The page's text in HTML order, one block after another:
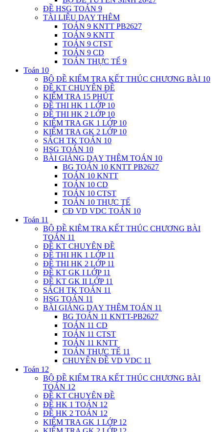
ĐỀ HSG TOÁN 9
TÀI LIỆU DẠY THÊM
TOÁN 9 KNTT PB2627
TOÁN 9 KNTT
TOÁN 9 CTST
TOÁN 9 CD
TOÁN THỰC TẾ 9
Toán 10
BỘ ĐỀ KIỂM TRA KẾT THÚC CHƯƠNG BÀI 10
ĐỀ KT CHUYÊN ĐỀ
KIỂM TRA 15 PHÚT
ĐỀ THI HK 1 LỚP 10
ĐỀ THI HK 2 LỚP 10
KIỂM TRA GK 1 LỚP 10
KIỂM TRA GK 2 LỚP 10
SÁCH TK TOÁN 10
HSG TOÁN 10
BÀI GIẢNG DẠY THÊM TOÁN 10
BG TOÁN 10 KNTT PB2627
TOÁN 10 KNTT
TOÁN 10 CD
TOÁN 10 CTST
TOÁN 10 THỰC TẾ
CĐ VD VDC TOÁN 10
Toán 11
BỘ ĐỀ KIÊM TRA KẾT THÚC CHƯƠNG BÀI
TOÁN 11
ĐỀ KT CHUYÊN ĐỀ
ĐỀ THI HK 1 LỚP 11
ĐỀ THI HK 2 LỚP 11
ĐỀ KT GK I LỚP 11
ĐỀ KT GK II LỚP 11
SÁCH TK TOÁN 11
HSG TOÁN 11
BÀI GIẢNG DẠY THÊM TOÁN 11
BG TOÁN 11 KNTT-PB2627
TOÁN 11 CD
TOÁN 11 CTST
TOÁN 11 KNTT
TOÁN THỰC TẾ 11
CHUYÊN ĐỀ VD VDC 11
Toán 12
BỘ ĐỀ KIỂM TRA KẾT THÚC CHƯƠNG BÀI
TOÁN 12
ĐỀ KT CHUYÊN ĐỀ
ĐỀ HK 1 TOÁN 12
ĐỀ HK 2 TOÁN 12
KIỂM TRA GK 1 LỚP 12